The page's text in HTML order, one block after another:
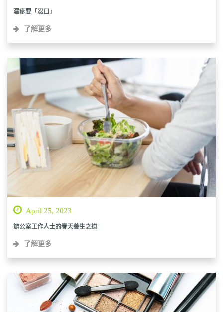
濕疹要「忍口」
了解更多
April 25, 2023
辦公室工作人士的春天養生之道
了解更多